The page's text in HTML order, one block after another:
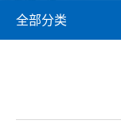
全部分类